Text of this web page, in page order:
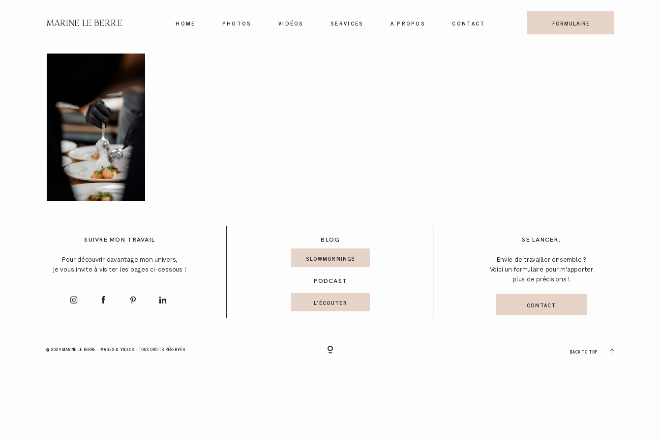
MARINE LE BERRE FORMULAIRE
HOME PHOTOS VIDÉOS SERVICES A PROPOS CONTACT
BLOG SE LANCER.
SUIVRE MON TRAVAIL
SLOWMORNINGS
Envie de travailler ensemble ?
Voici un formulaire pour m'apporter
plus de précisions !
Pour découvrir davantage mon univers,
je vous invite à visiter les pages ci-dessous !
PODCAST
L'ÉCOUTER CONTACT
@ 2024 MARINE LE BERRE - IMAGES & VIDEOS - TOUS DROITS RÉSERVÉS BACK TO TOP